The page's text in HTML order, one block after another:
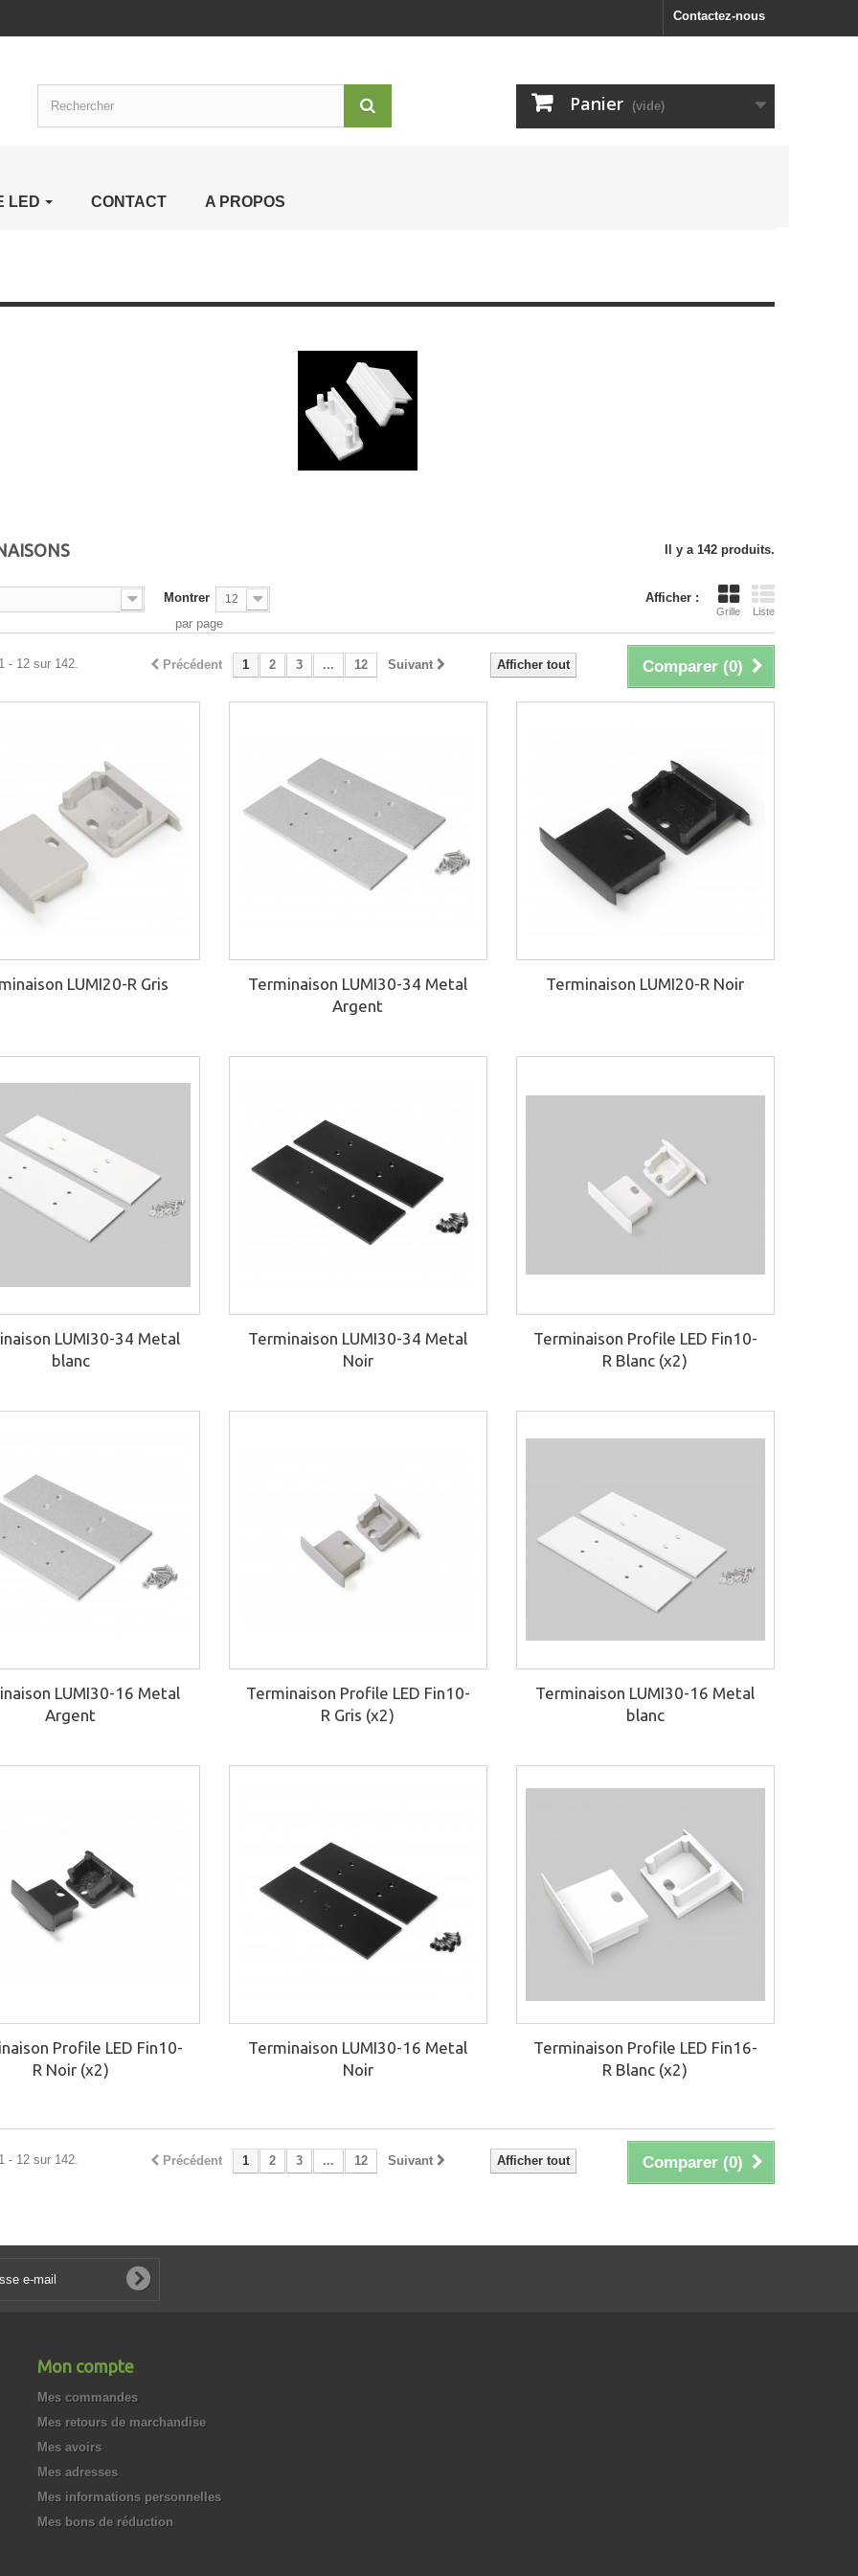
Contactez-nous
Panier (vide)
LED CONTACT A PROPOS
Il y a 142 produits.
Afficher :
Grille Liste
Montrer 12
par page
Comparer (0)
Afficher tout
Précédent 1 2 3 ... 12 Suivant
- 12 sur 142.
LUMI20-R Gris
Terminaison LUMI30-34 Metal
Argent
Terminaison LUMI20-R Noir
LUMI30-34 Metal
blanc
Terminaison LUMI30-34 Metal
Noir
Terminaison Profile LED Fin10-
R Blanc (x2)
LUMI30-16 Metal
Argent
Terminaison Profile LED Fin10-
R Gris (x2)
Terminaison LUMI30-16 Metal
blanc
Profile LED Fin10-
R Noir (x2)
Terminaison LUMI30-16 Metal
Noir
Terminaison Profile LED Fin16-
R Blanc (x2)
Comparer (0)
Afficher tout
Précédent 1 2 3 ... 12 Suivant
- 12 sur 142.
Mon compte
Mes commandes
Mes retours de marchandise
Mes avoirs
Mes adresses
Mes informations personnelles
Mes bons de réduction